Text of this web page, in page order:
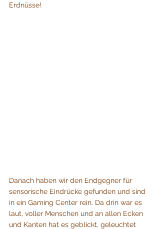
Erdnüsse!
Danach haben wir den Endgegner für
sensorische Eindrücke gefunden und sind
in ein Gaming Center rein. Da drin war es
laut, voller Menschen und an allen Ecken
und Kanten hat es geblickt, geleuchtet